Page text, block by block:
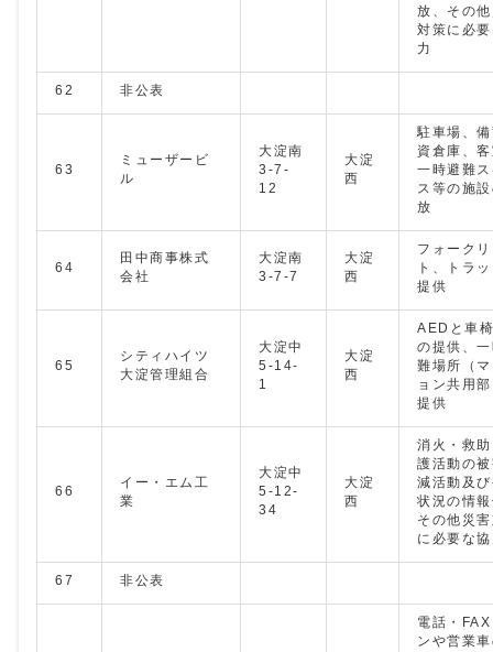
放、その
対策に必
力
62 非公表
63
ミューザービ
ル
大淀南
3-7-
12
大淀
西
駐車場、
資倉庫、
一時避難
ス等の施
放
64
田中商事株式
会社
大淀南
3-7-7
大淀
西
フォーク
ト、トラ
提供
65
シティハイツ
大淀管理組合
大淀中
5-14-
1
大淀
西
AEDと車
の提供、
難場所（
ョン共用
提供
66
イー・エム工
業
大淀中
5-12-
34
大淀
西
消火・救
護活動の
減活動及
状況の情
その他災
に必要な
67 非公表
電話・
ンや営業